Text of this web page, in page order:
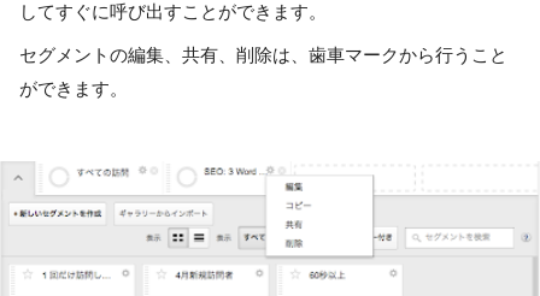
してすぐに呼び出すことができます。
セグメントの編集、共有、削除は、歯車マークから行うこと
ができます。